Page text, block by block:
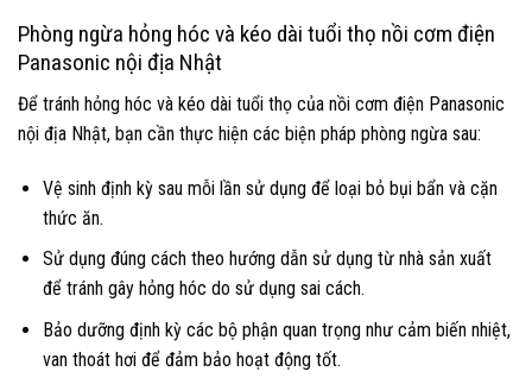
Phòng ngừa hỏng hóc và kéo dài tuổi thọ nồi cơm điện
Panasonic nội địa Nhật
Để tránh hỏng hóc và kéo dài tuổi thọ của nồi cơm điện Panasonic
nội địa Nhật, bạn cần thực hiện các biện pháp phòng ngừa sau:
Vệ sinh định kỳ sau mỗi lần sử dụng để loại bỏ bụi bẩn và cặn
thức ăn.
Sử dụng đúng cách theo hướng dẫn sử dụng từ nhà sản xuất
để tránh gây hỏng hóc do sử dụng sai cách.
Bảo dưỡng định kỳ các bộ phận quan trọng như cảm biến nhiệt,
van thoát hơi để đảm bảo hoạt động tốt.